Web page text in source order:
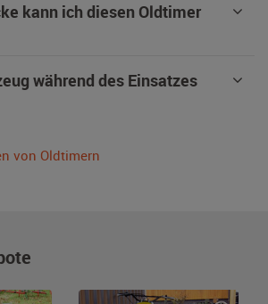
kann ich diesen Oldtimer
während des Einsatzes
von Oldtimern